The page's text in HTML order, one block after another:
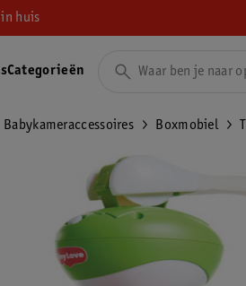
huis
Categorieën
Babykameraccessoires Boxmobiel